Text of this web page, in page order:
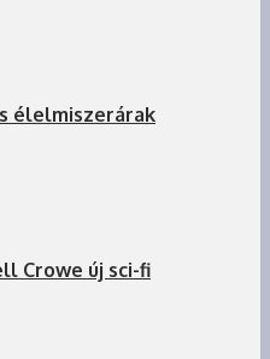
élelmiszerárak
Crowe új sci-fi